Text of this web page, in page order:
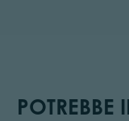
POTREBBE